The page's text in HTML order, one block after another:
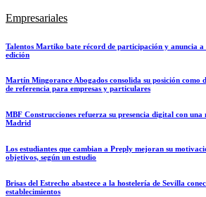
Empresariales
Talentos Martiko bate récord de participación y anuncia a
edición
Martín Mingorance Abogados consolida su posición como
de referencia para empresas y particulares
MBF Construcciones refuerza su presencia digital con una
Madrid
Los estudiantes que cambian a Preply mejoran su
objetivos, según un estudio
Brisas del Estrecho abastece a la hostelería de Sevilla
establecimientos